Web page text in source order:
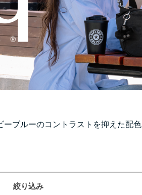
ーブルーのコントラストを抑えた配色
絞り込み